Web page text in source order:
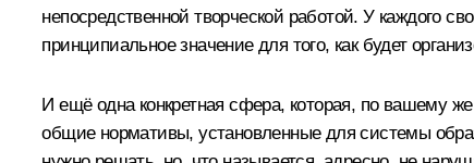
непосредственной творческой работой. У каждого
принципиальное значение для того, как будет
И ещё одна конкретная сфера, которая, по вашему
общие нормативы, установленные для системы